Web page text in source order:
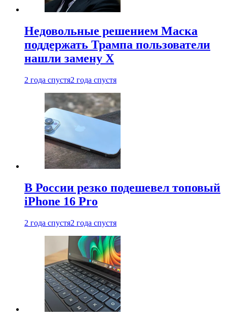
Недовольные решением Маска
поддержать Трампа пользователи
нашли замену X
2 года спустя2 года спустя
В России резко подешевел топовый
iPhone 16 Pro
2 года спустя2 года спустя